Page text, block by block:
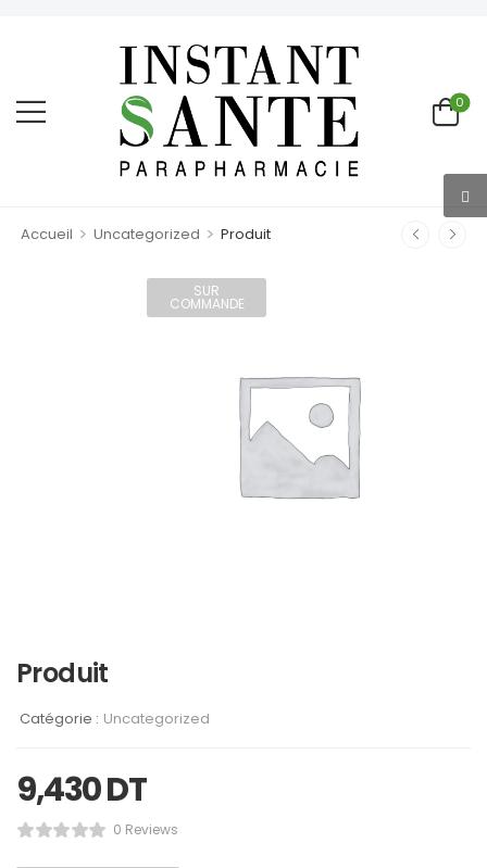
0
Accueil > Uncategorized > Produit
SUR
COMMANDE
Produit
Catégorie : Uncategorized
9,430DT
0 Reviews